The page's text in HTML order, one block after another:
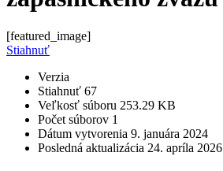
[featured_image]
Stiahnuť
Verzia
Stiahnuť 67
Veľkosť súboru 253.29 KB
Počet súborov 1
Dátum vytvorenia 9. januára 2024
Posledná aktualizácia 24. apríla 2026